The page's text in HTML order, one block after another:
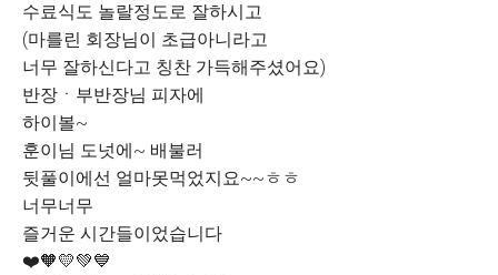
수료식도 놀랄정도로 잘하시고
(마를린 회장님이 초급아니라고
너무 잘하신다고 칭찬 가득해주셨어요)
반장ㆍ부반장님 피자에
하이볼~
훈이님 도넛에~ 배불러
뒷풀이에선 얼마못먹었지요~~ㅎㅎ
너무너무
즐거운 시간들이었습니다
❤️🧡💛💚💙